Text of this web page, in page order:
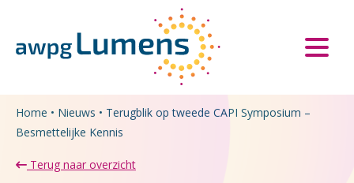
Home • Nieuws • Terugblik op tweede CAPI Symposium –
Besmettelijke Kennis
Terug naar overzicht